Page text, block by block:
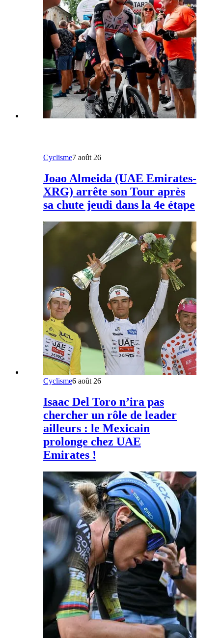
Cyclisme7 août 26
Joao Almeida (UAE Emirates-
XRG) arrête son Tour après
sa chute jeudi dans la 4e étape
Cyclisme6 août 26
Isaac Del Toro n’ira pas
chercher un rôle de leader
ailleurs : le Mexicain
prolonge chez UAE
Emirates !